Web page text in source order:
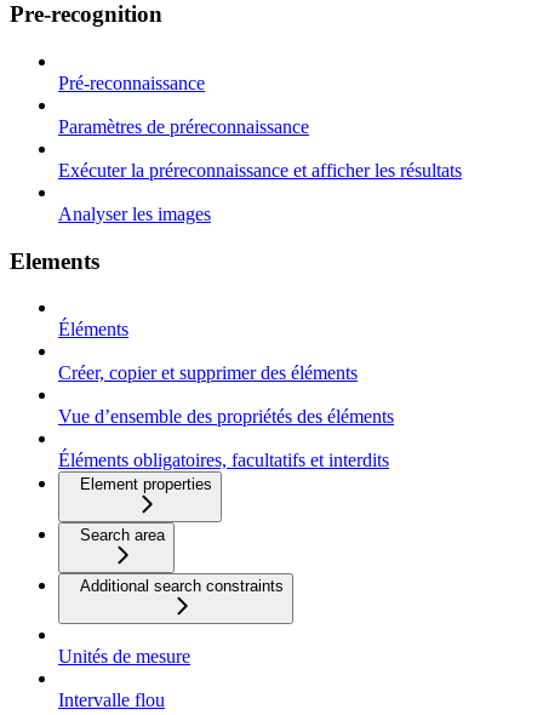
Pre-recognition
Pré-reconnaissance
Paramètres de préreconnaissance
Exécuter la préreconnaissance et afficher les résultats
Analyser les images
Elements
Éléments
Créer, copier et supprimer des éléments
Vue d’ensemble des propriétés des éléments
Éléments obligatoires, facultatifs et interdits
Element properties
Search area
Additional search constraints
Unités de mesure
Intervalle flou